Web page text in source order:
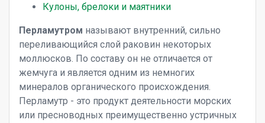
Кулоны, брелоки и маятники
Перламутром называют внутренний, сильно
переливающийся слой раковин некоторых
моллюсков. По составу он не отличается от
жемчуга и является одним из немногих
минералов органического происхождения.
Перламутр - это продукт деятельности морских
или пресноводных преимущественно устричных